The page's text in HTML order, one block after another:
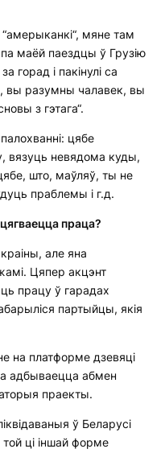
“амерыканкі“, мяне там
маёй паездцы ў Грузію
горад і пакінулі са
вы разумны чалавек, вы
з гэтага“.
цябе
вязуць невядома куды,
што, маўляў, ты не
праблемы і г.д.
праца?
але яна
Цяпер акцэнт
працу ў гарадах
партыйцы, якія
на платформе дзевяці
адбываецца абмен
праекты.
ў Беларусі
той ці іншай форме